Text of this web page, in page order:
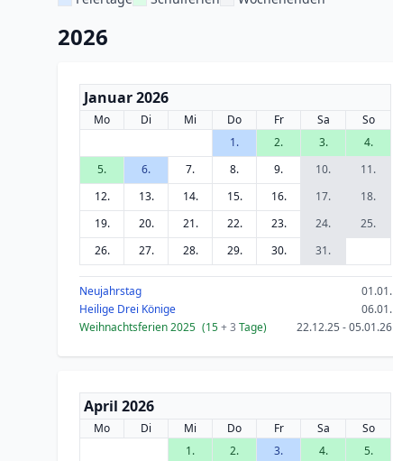
2026
Januar 2026
Mo Di Mi Do Fr Sa
So
1.
2. 3.
4.
5.
6. 7. 8. 9. 10.
11.
12.
13. 14. 15. 16. 17.
18.
19.
20. 21. 22. 23. 24.
25.
26.
27. 28. 29. 30. 31.
Neujahrstag
01.01.
Heilige Drei Könige
06.01.
Weihnachtsferien 2025 (15+ 3 Tage) 22.12.25 - 05.01.26
April 2026
Mo Di Mi Do Fr Sa
So
1.
2. 3. 4.
5.